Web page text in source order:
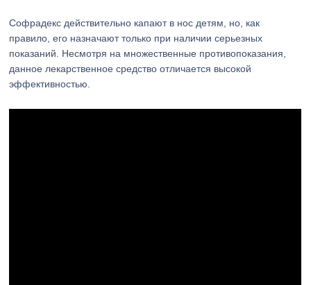
Софрадекс действительно капают в нос детям, но, как
правило, его назначают только при наличии серьезных
показаний. Несмотря на множественные противопоказания,
данное лекарственное средство отличается высокой
эффективностью.